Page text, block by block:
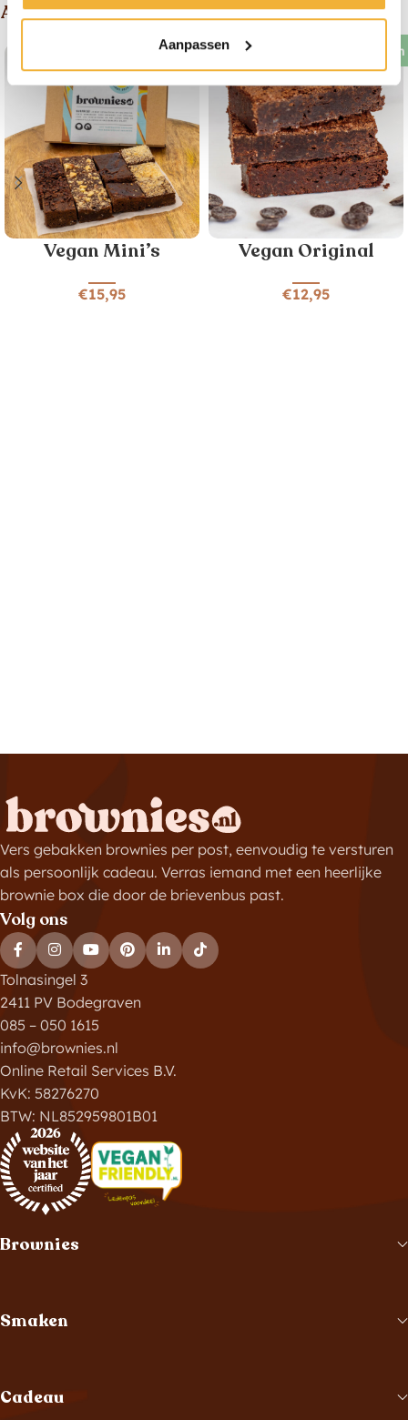
Aanpassen
Andere suggesties
Vegan Mini’s
€15,95
Vegan
Vegan Original
€12,95
Vegan
Vers gebakken brownies per post, eenvoudig te versturen
als persoonlijk cadeau. Verras iemand met een heerlijke
brownie box die door de brievenbus past.
Volg ons
Tolnasingel 3
2411 PV Bodegraven
085 – 050 1615
info@brownies.nl
Online Retail Services B.V.
KvK: 58276270
BTW: NL852959801B01
Brownies
Smaken
Cadeau